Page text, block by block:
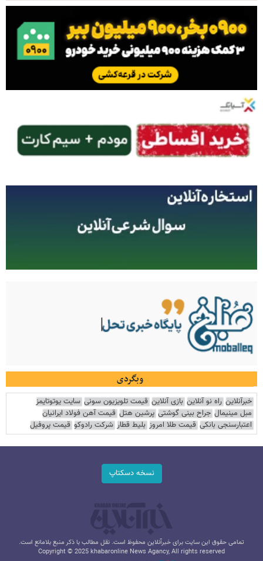
وبگردی
خبرآنلاین راه نو آنلاین بازی آنلاین قیمت تلویزیون سونی سایت یوتوتایمز
مبل مینیمال جراح بینی گوشتی پرشین هتل قیمت آهن فولاد ایرانیان
اعتبارسنجی بانکی قیمت طلا امروز بلیط قطار شرکت رادوکو قیمت پروفیل
نسخه دسکتاپ
تمامی حقوق این سایت برای خبرآنلاین محفوظ است. نقل مطالب با ذکر منبع بلامانع است.
Copyright © 2025 khabaronline News Agancy, All rights reserved